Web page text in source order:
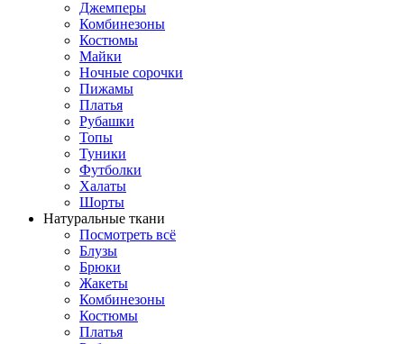
Джемперы
Комбинезоны
Костюмы
Майки
Ночные сорочки
Пижамы
Платья
Рубашки
Топы
Туники
Футболки
Халаты
Шорты
Натуральные ткани
Посмотреть всё
Блузы
Брюки
Жакеты
Комбинезоны
Костюмы
Платья